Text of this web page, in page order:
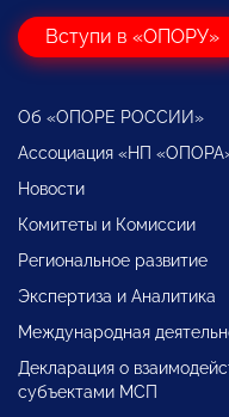
Вступи в «ОПОРУ»
Об «ОПОРЕ РОССИИ»
Ассоциация «НП
Новости
Комитеты и Комиссии
Региональное развитие
Экспертиза и Аналитика
Международная
Декларация о
субъектами МСП